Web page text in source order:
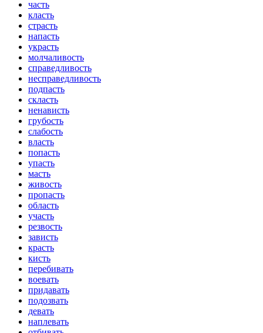
часть
класть
страсть
напасть
украсть
молчаливость
справедливость
несправедливость
подпасть
скласть
ненависть
грубость
слабость
власть
попасть
упасть
масть
живость
пропасть
область
участь
резвость
зависть
красть
кисть
перебивать
воевать
придавать
подозвать
девать
наплевать